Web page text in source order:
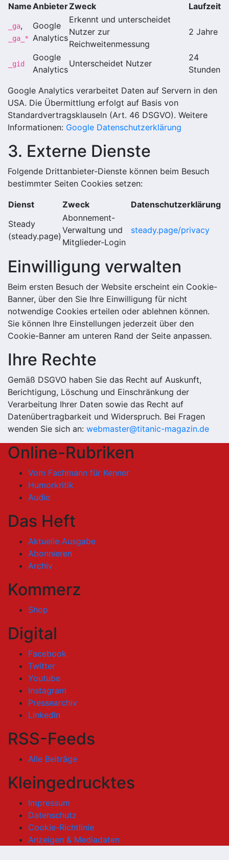
NameAnbieterZweck Laufzeit
_ga,
_ga_*
Google
Analytics
Erkennt und unterscheidet
Nutzer zur
Reichweitenmessung
2 Jahre
_gid
Google
Analytics
Unterscheidet Nutzer
24
Stunden
Google Analytics verarbeitet Daten auf Servern in den
USA. Die Übermittlung erfolgt auf Basis von
Standardvertragsklauseln (Art. 46 DSGVO). Weitere
Informationen: Google Datenschutzerklärung
3. Externe Dienste
Folgende Drittanbieter-Dienste können beim Besuch
bestimmter Seiten Cookies setzen:
Dienst Zweck
Datenschutzerklärung
Steady
(steady.page)
Abonnement-
Verwaltung und
Mitglieder-Login
steady.page/privacy
Einwilligung verwalten
Beim ersten Besuch der Website erscheint ein Cookie-
Banner, über den Sie Ihre Einwilligung für nicht
notwendige Cookies erteilen oder ablehnen können.
Sie können Ihre Einstellungen jederzeit über den
Cookie-Banner am unteren Rand der Seite anpassen.
Ihre Rechte
Gemäß DSGVO haben Sie das Recht auf Auskunft,
Berichtigung, Löschung und Einschränkung der
Verarbeitung Ihrer Daten sowie das Recht auf
Datenübertragbarkeit und Widerspruch. Bei Fragen
wenden Sie sich an: webmaster@titanic-magazin.de
Online-Rubriken
Vom Fachmann für Kenner
Humorkritik
Audio
Das Heft
Aktuelle Ausgabe
Abonnieren
Archiv
Kommerz
Shop
Digital
Facebook
Twitter
Youtube
Instagram
Pressearchiv
LinkedIn
RSS-Feeds
Alle Beiträge
Kleingedrucktes
Impressum
Datenschutz
Cookie-Richtlinie
Anzeigen & Mediadaten